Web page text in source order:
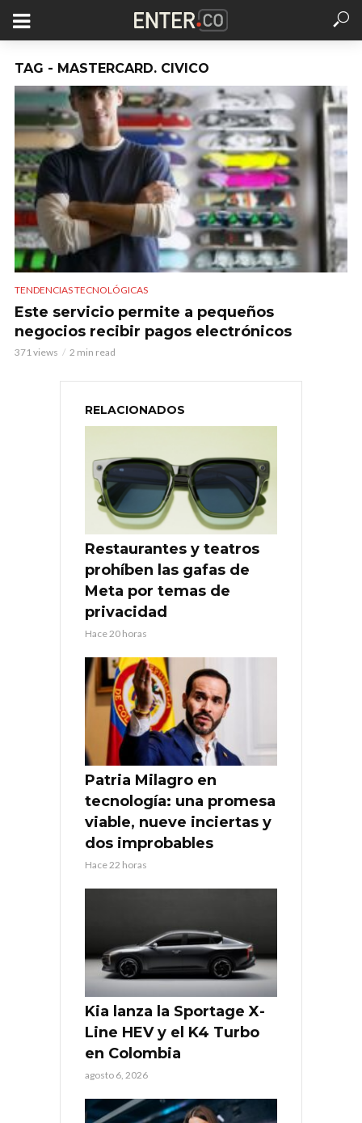
TAG - MASTERCARD. CIVICO
TENDENCIAS TECNOLÓGICAS
Este servicio permite a pequeños
negocios recibir pagos electrónicos
371 views 2 min read
RELACIONADOS
Restaurantes y teatros
prohíben las gafas de
Meta por temas de
privacidad
Hace 20 horas
Patria Milagro en
tecnología: una promesa
viable, nueve inciertas y
dos improbables
Hace 22 horas
Kia lanza la Sportage X-
Line HEV y el K4 Turbo
en Colombia
agosto 6, 2026